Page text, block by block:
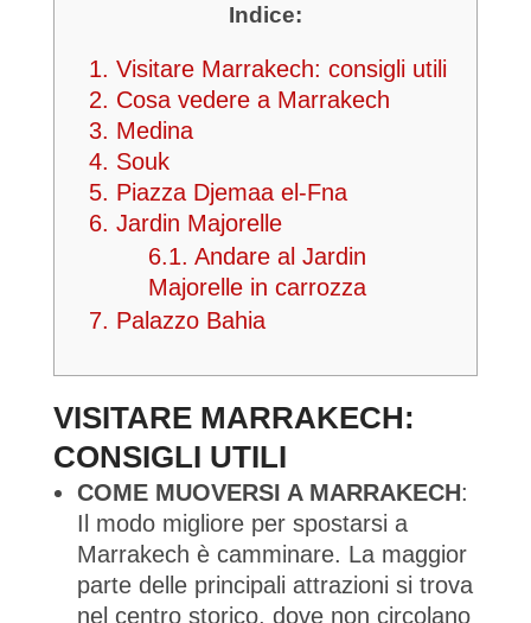
Indice:
1. Visitare Marrakech: consigli utili
2. Cosa vedere a Marrakech
3. Medina
4. Souk
5. Piazza Djemaa el-Fna
6. Jardin Majorelle
6.1. Andare al Jardin
Majorelle in carrozza
7. Palazzo Bahia
VISITARE MARRAKECH:
CONSIGLI UTILI
COME MUOVERSI A MARRAKECH:
Il modo migliore per spostarsi a
Marrakech è camminare. La maggior
parte delle principali attrazioni si trova
nel centro storico, dove non circolano